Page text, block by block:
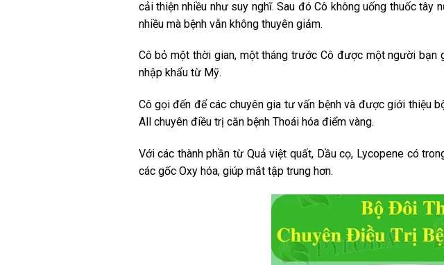
cải thiện nhiều như suy nghĩ. Sau đó Cô không uống thuốc
nhiều mà bệnh vẫn không thuyên giảm.
Cô bỏ một thời gian, một tháng trước Cô được một người
nhập khẩu từ Mỹ.
Cô gọi đến để các chuyên gia tư vấn bệnh và được giới thiệu
All chuyên điều trị căn bệnh Thoái hóa điểm vàng.
Với các thành phần từ Quả việt quất, Dầu cọ, Lycopene có
các gốc Oxy hóa, giúp mắt tập trung hơn.